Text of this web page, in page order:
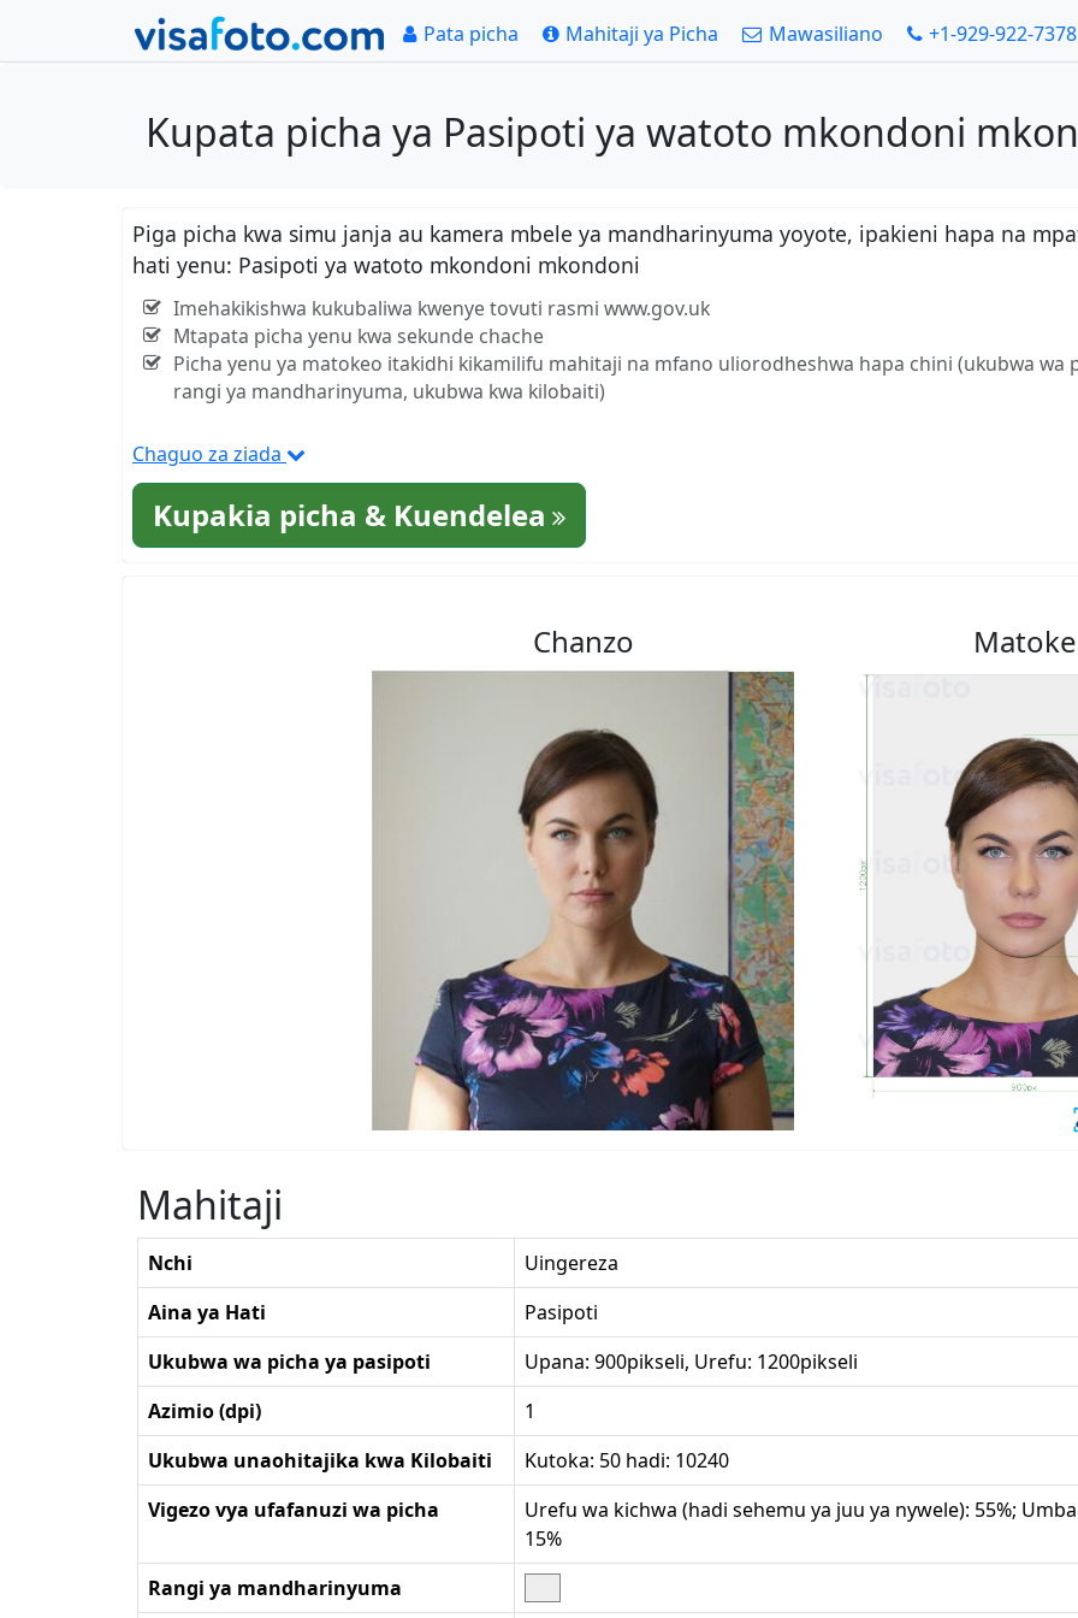
Pata picha Mahitaji ya Picha Mawasiliano +1-929-922-7378
Kupata picha ya Pasipoti ya watoto mkondoni
Piga picha kwa simu janja au kamera mbele ya mandharinyuma yoyote, ipakieni hapa na
hati yenu: Pasipoti ya watoto mkondoni mkondoni
Imehakikishwa kukubaliwa kwenye tovuti rasmi www.gov.uk
Mtapata picha yenu kwa sekunde chache
Picha yenu ya matokeo itakidhi kikamilifu mahitaji na mfano uliorodheshwa hapa chini (ukubwa wa
rangi ya mandharinyuma, ukubwa kwa kilobaiti)
Chaguo za ziada
Kupakia picha & Kuendelea
Chanzo
Mahitaji
Nchi
Uingereza
Aina ya Hati
Pasipoti
Ukubwa wa picha ya pasipoti
Upana: 900pikseli, Urefu: 1200pikseli
Azimio (dpi)
1
Ukubwa unaohitajika kwa Kilobaiti
Kutoka: 50 hadi: 10240
Vigezo vya ufafanuzi wa picha
Urefu wa kichwa (hadi sehemu ya juu ya nywele): 55%;
15%
Rangi ya mandharinyuma